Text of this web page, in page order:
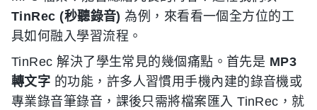
TinRec (秒聽錄音) 為例，來看看一個全方位的工
具如何融入學習流程。
TinRec 解決了學生常見的幾個痛點。首先是 MP3
轉文字 的功能，許多人習慣用手機內建的錄音機或
專業錄音筆錄音，課後只需將檔案匯入 TinRec，就